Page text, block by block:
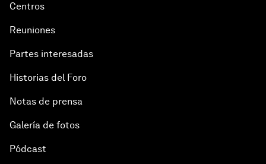
Centros
Reuniones
Partes interesadas
Historias del Foro
Notas de prensa
Galería de fotos
Pódcast